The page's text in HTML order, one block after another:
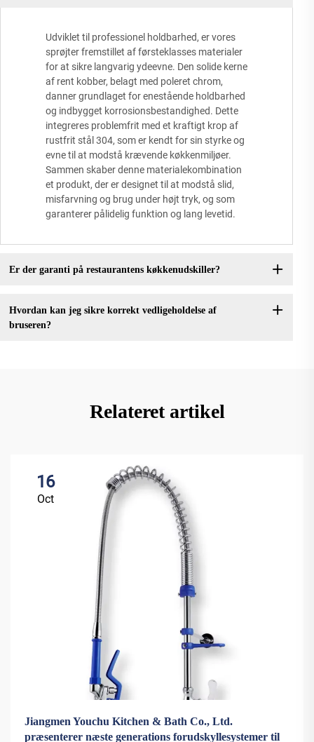
Udviklet til professionel holdbarhed, er vores
sprøjter fremstillet af førsteklasses materialer
for at sikre langvarig ydeevne. Den solide kerne
af rent kobber, belagt med poleret chrom,
danner grundlaget for enestående holdbarhed
og indbygget korrosionsbestandighed. Dette
integreres problemfrit med et kraftigt krop af
rustfrit stål 304, som er kendt for sin styrke og
evne til at modstå krævende køkkenmiljøer.
Sammen skaber denne materialekombination
et produkt, der er designet til at modstå slid,
misfarvning og brug under højt tryk, og som
garanterer pålidelig funktion og lang levetid.
Er der garanti på restaurantens køkkenudskiller?
Hvordan kan jeg sikre korrekt vedligeholdelse af
bruseren?
Relateret artikel
16
Oct
Jiangmen Youchu Kitchen & Bath Co., Ltd.
præsenterer næste generations forudskyllesystemer til